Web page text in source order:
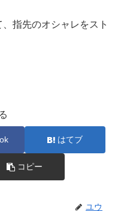
指先のオシャレをスト
はてブ
コピー
ユウ